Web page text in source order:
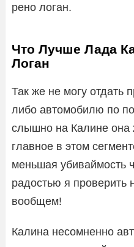
рено логан.
Что Лучше Лада
Логан
Так же не могу отдать
либо автомобилю по
слышно на Калине она
главное в этом
меньшая убиваймость
радостью я проверить
вообщем!
Калина несомненно